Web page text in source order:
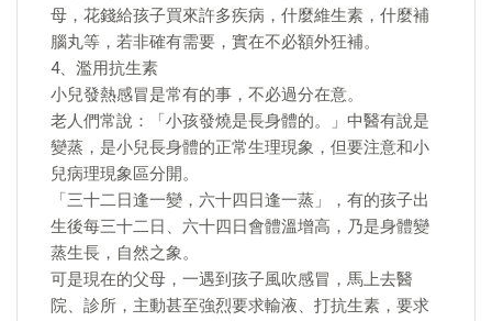
母，花錢給孩子買來許多疾病，什麼維生素，什麼補
腦丸等，若非確有需要，實在不必額外狂補。
4、濫用抗生素
小兒發熱感冒是常有的事，不必過分在意。
老人們常說：「小孩發燒是長身體的。」中醫有說是
變蒸，是小兒長身體的正常生理現象，但要注意和小
兒病理現象區分開。
「三十二日逢一變，六十四日逢一蒸」，有的孩子出
生後每三十二日、六十四日會體溫增高，乃是身體變
蒸生長，自然之象。
可是現在的父母，一遇到孩子風吹感冒，馬上去醫
院、診所，主動甚至強烈要求輸液、打抗生素，要求